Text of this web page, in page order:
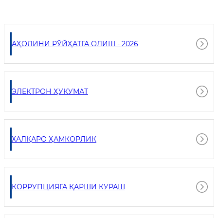
АҲОЛИНИ РЎЙҲАТГА ОЛИШ - 2026
ЭЛЕКТРОН ҲУКУМАТ
ХАЛҚАРО ҲАМКОРЛИК
КОРРУПЦИЯГА ҚАРШИ КУРАШ